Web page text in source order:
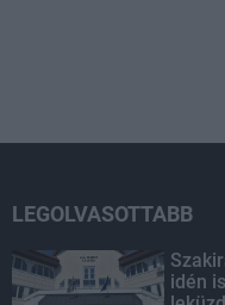
LEGOLVASOTTABB
idén